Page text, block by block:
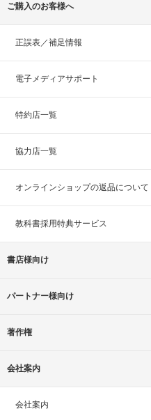
ご購入のお客様へ
正誤表／補足情報
電子メディアサポート
特約店一覧
協力店一覧
オンラインショップの返品について
教科書採用特典サービス
書店様向け
パートナー様向け
著作権
会社案内
会社案内